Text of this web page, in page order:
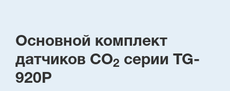
Основной комплект
датчиков CO2 серии TG-
920P